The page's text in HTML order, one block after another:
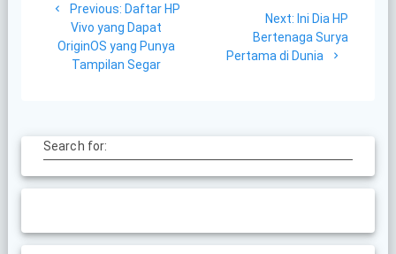
navigation
Previous: Previous
post:
Daftar HP
Vivo yang Dapat
OriginOS yang Punya
Tampilan Segar
Next: Next
post:
Ini Dia HP
Bertenaga Surya
Pertama di Dunia
Search for: